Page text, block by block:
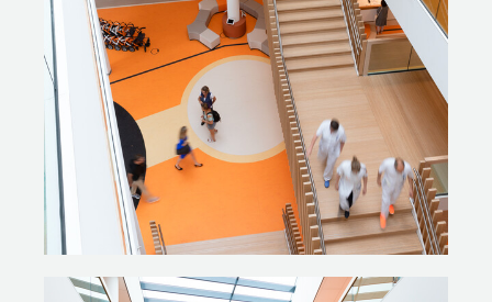
Fotografie:
> Chris van Koeverden
> MMEK